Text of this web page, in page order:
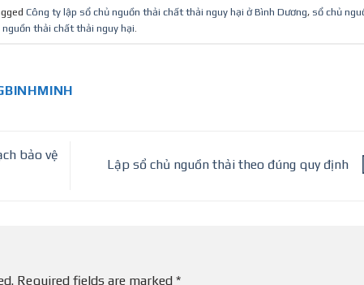
Công ty lập sổ chủ nguồn thải chất thải nguy hại ở Bình Dương, sổ chủ
nguồn thải chất thải nguy hại
bảo vệ
Lập sổ chủ nguồn thải theo đúng quy định
Required fields are marked *